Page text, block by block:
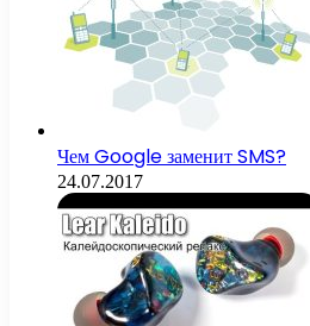
Чем Google заменит SMS?
24.07.2017